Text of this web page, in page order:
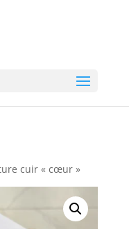
cuir « cœur »